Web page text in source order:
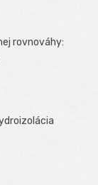
rovnováhy: